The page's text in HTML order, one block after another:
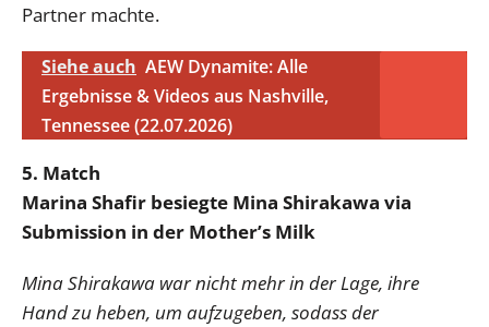
Partner machte.
Siehe auch AEW Dynamite: Alle
Ergebnisse & Videos aus Nashville,
Tennessee (22.07.2026)
5. Match
Marina Shafir besiegte Mina Shirakawa via
Submission in der Mother’s Milk
Mina Shirakawa war nicht mehr in der Lage, ihre
Hand zu heben, um aufzugeben, sodass der